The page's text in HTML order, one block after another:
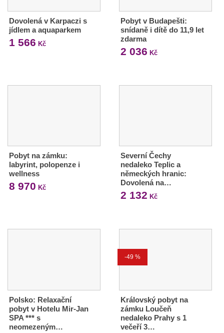
Dovolená v Karpaczi s
jídlem a aquaparkem
1 566 Kč
Pobyt v Budapešti:
snídaně i dítě do 11,9 let
zdarma
2 036 Kč
Pobyt na zámku:
labyrint, polopenze i
wellness
8 970 Kč
Severní Čechy
nedaleko Teplic a
německých hranic:
Dovolená na…
2 132 Kč
Polsko: Relaxační
pobyt v Hotelu Mir-Jan
SPA *** s
neomezeným…
-49 %
Královský pobyt na
zámku Loučeň
nedaleko Prahy s 1
večeří 3…